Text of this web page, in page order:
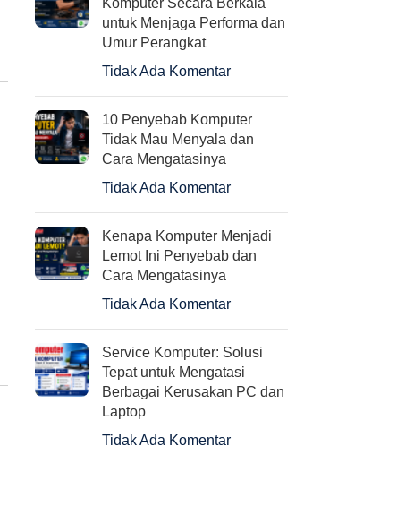
Rp4.950.000
Komputer Secara Berkala
untuk Menjaga Performa dan
Umur Perangkat
Tidak Ada Komentar
10 Penyebab Komputer
Tidak Mau Menyala dan
Cara Mengatasinya
Tidak Ada Komentar
Kenapa Komputer Menjadi
Lemot Ini Penyebab dan
Cara Mengatasinya
Tidak Ada Komentar
Service Komputer: Solusi
Tepat untuk Mengatasi
Berbagai Kerusakan PC dan
Laptop
Tidak Ada Komentar